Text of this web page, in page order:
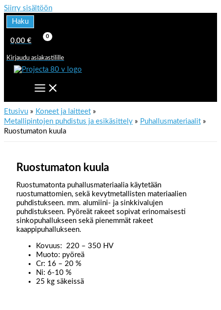
Siirry sisältöön
Haku
0,00 €
Kirjaudu asiakastilille
Etusivu
Koneet ja laitteet
Metallipintojen puhdistus ja esikäsittely
Puhallusmateriaalit
Ruostumaton kuula
Ruostumaton kuula
Ruostumatonta puhallusmateriaalia käytetään
ruostumattomien, sekä kevytmetallisten materiaalien
puhdistukseen. mm. alumiini- ja sinkkivalujen
puhdistukseen. Pyöreät rakeet sopivat erinomaisesti
sinkopuhallukseen sekä pienemmät rakeet
kaappipuhallukseen.
Kovuus: 220 – 350 HV
Muoto: pyöreä
Cr: 16 – 20 %
Ni: 6-10 %
25 kg säkeissä